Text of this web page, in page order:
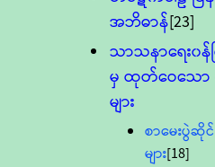
အဘိဓာန်[23]
သာသနာရေး၀န်
မှ ထုတ်ဝေသော
များ
စာမေးပွဲဆို
များ[18]